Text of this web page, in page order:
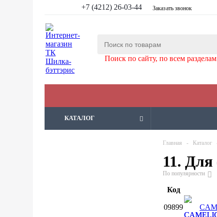
+7 (4212) 26-03-44 Заказать звонок
Поиск по сайту, по всем разделам
КАТАЛОГ
Главная - Каталог
11.
По популярности
Код
09899